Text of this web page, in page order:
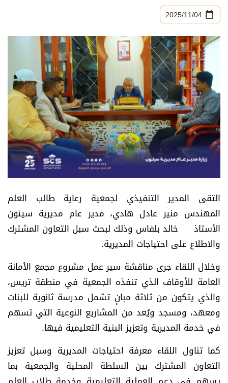
04‏/11‏/2025
التقى المدير التنفيذي لجمعية رعاية طالب العلم
المهندس منير عادل هادي، مدير عام مديرية سيئون
الأستاذ خالد بلفاس وذلك لبحث سبل التعاون المشترك
والاطلاع على احتياجات المديرية.
وخلال اللقاء جرى مناقشة سير عمل مشروع مجمع الأمانة
العامة للأوقاف الذي تنفذه الجمعية في منطقة تريس،
والذي يتكون من ثلاثة مبانٍ تشمل مدرسة ثانوية للبنات
ومعهد، ومسجد ويُعد من المشاريع النوعية التي تسهم
في خدمة المديرية وتعزيز البنية التعليمية فيها.
كما تناول اللقاء معرفة احتياجات المديرية وسبل تعزيز
التعاون المشترك بين السلطة المحلية والجمعية بما